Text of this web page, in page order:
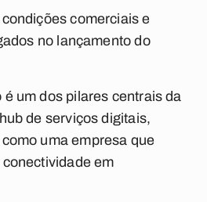
comerciais e
no lançamento do
é um dos pilares centrais da
de serviços digitais,
uma empresa que
em